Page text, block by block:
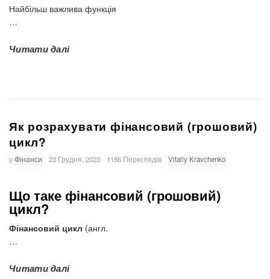
Найбільш важлива функція
…
Читати далі
Як розрахувати фінансовий (грошовий)
цикл?
уФінанси 23 Грудня, 2023 1186 Переглядів Vitaliy Kravchenko
Що таке фінансовий (грошовий)
цикл?
Фінансовий цикл (англ.
…
Читати далі